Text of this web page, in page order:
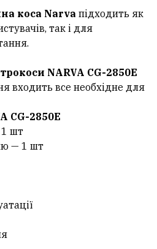
коса Narva підходить як
так і для
NARVA CG-2850E
входить все необхідне для
CG-2850E
1 шт
— 1 шт